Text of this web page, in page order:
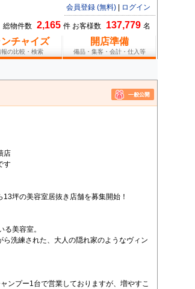
会員登録 (無料) ログイン
総物件数 2,165 件 お客様数 137,779 名
チャイズ
報の比較・検索
開店準備
備品・集客・会計・仕入等
店
す
坪の美容室居抜き店舗を募集開始！
美容室。
ら洗練された、大人の隠れ家のようなヴィン
ンプー1台で営業しておりますが、増やすこ